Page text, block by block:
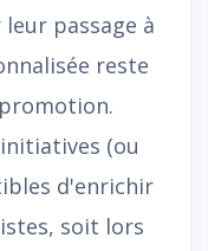
passage à
reste
(ou
d'enrichir
soit lors